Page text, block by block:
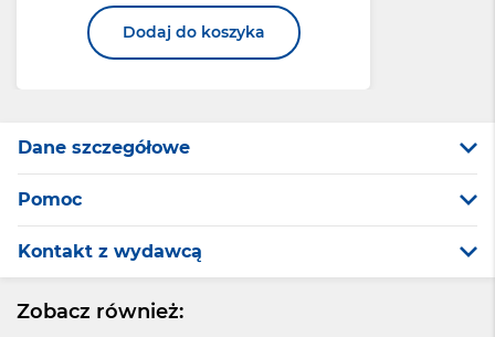
Dodaj do koszyka
Dane szczegółowe
Pomoc
Kontakt z wydawcą
Zobacz również: